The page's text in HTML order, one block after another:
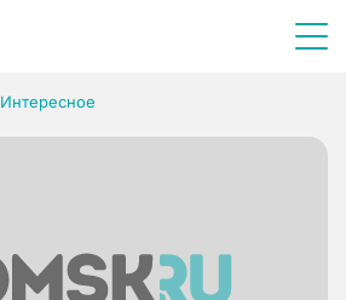
Интересное